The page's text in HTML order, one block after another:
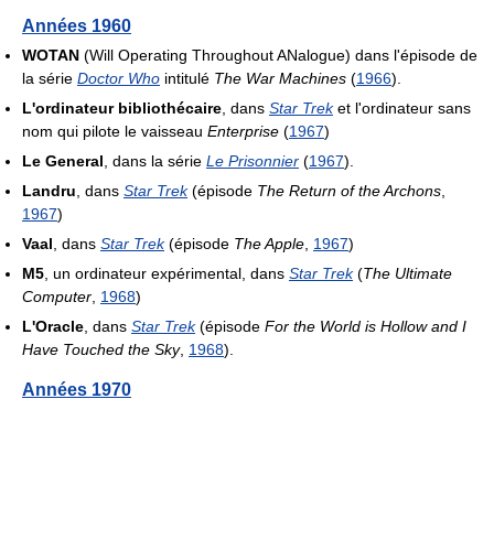
Années 1960
WOTAN (Will Operating Throughout ANalogue) dans l'épisode de
la série Doctor Who intitulé The War Machines (1966).
L'ordinateur bibliothécaire , dans Star Treket l'ordinateur sans
nom qui pilote le vaisseau Enterprise (1967)
Le General , dans la série Le Prisonnier (1967).
Landru , dans Star Trek(épisode The Return of the Archons
1967)
Vaal , dans Star Trek(épisode The Apple 1967)
M5 , un ordinateur expérimental, dans Star Trek(The Ultimate
Computer 1968)
L'Oracle , dans Star Trek(épisode For the World is Hollow and I
Have Touched the Sky, 1968).
Années 1970